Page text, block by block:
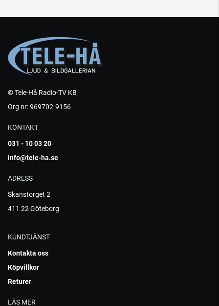
© Tele-Hå Radio-TV KB
Org nr: 969702-9156
KONTAKT
031 - 10 03 20
info@tele-ha.se
ADRESS
Skanstorget 2
411 22 Göteborg
KUNDTJÄNST
Kontakta oss
Köpvillkor
Returer
LÄS MER